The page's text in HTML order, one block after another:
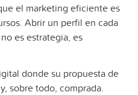
el marketing eficiente es
Abrir un perfil en cada
es estrategia, es
donde su propuesta de
sobre todo, comprada.